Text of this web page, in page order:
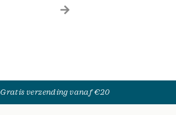
Gratis verzending vanaf €20